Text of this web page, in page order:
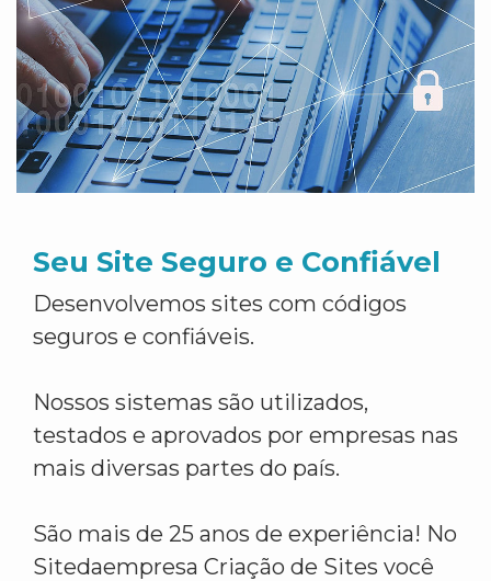
Seu Site Seguro e Confiável
Desenvolvemos sites com códigos
seguros e confiáveis.
Nossos sistemas são utilizados,
testados e aprovados por empresas nas
mais diversas partes do país.
São mais de 25 anos de experiência! No
Sitedaempresa Criação de Sites você